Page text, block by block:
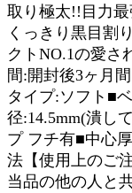
取り極太!!目力
くっきり黒目割
クトNO.1の愛さ
間:開封後3ヶ月
タイプ:ソフト■
径:14.5mm(潰し
プ フチ有■中心
法【使用上のご
当品の他の人と